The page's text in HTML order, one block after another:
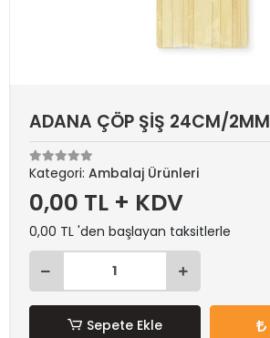
ADANA ÇÖP ŞİŞ 24CM/2MM
Kategori: Ambalaj Ürünleri
0,00 TL + KDV
0,00 TL 'den başlayan taksitlerle
Sepete Ekle